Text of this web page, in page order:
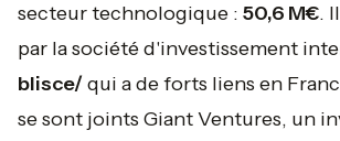
secteur technologique : 50,6 M€.
par la société d'investissement
blisce/qui a de forts liens en
se sont joints Giant Ventures, un